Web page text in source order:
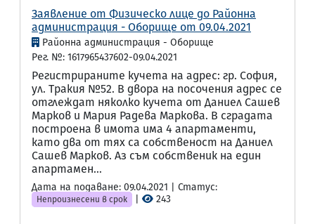
Заявление от Физическо лице до Районна
администрация - Оборище от 09.04.2021
Районна администрация - Оборище
Рег. №: 1617965437602-09.04.2021
Регистрираните кучета на адрес: гр. София,
ул. Тракия №52. В двора на посочения адрес се
отглеждат няколко кучета от Даниел Сашев
Марков и Мария Радева Маркова. В сградата
построена в имота има 4 апартаменти,
като два от тях са собственост на Даниел
Сашев Марков. Аз съм собственик на един
апартамен...
Дата на подаване: 09.04.2021 | Статус:
Непроизнесени в срок 243